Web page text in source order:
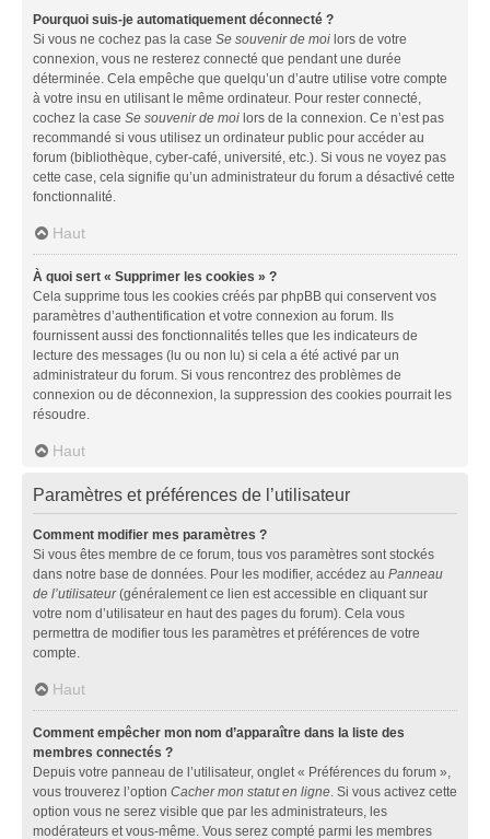
Pourquoi suis-je automatiquement déconnecté ?
Si vous ne cochez pas la case Se souvenir de moi lors de votre
connexion, vous ne resterez connecté que pendant une durée
déterminée. Cela empêche que quelqu’un d’autre utilise votre compte
à votre insu en utilisant le même ordinateur. Pour rester connecté,
cochez la case Se souvenir de moi lors de la connexion. Ce n’est pas
recommandé si vous utilisez un ordinateur public pour accéder au
forum (bibliothèque, cyber-café, université, etc.). Si vous ne voyez pas
cette case, cela signifie qu’un administrateur du forum a désactivé cette
fonctionnalité.
Haut
À quoi sert « Supprimer les cookies » ?
Cela supprime tous les cookies créés par phpBB qui conservent vos
paramètres d’authentification et votre connexion au forum. Ils
fournissent aussi des fonctionnalités telles que les indicateurs de
lecture des messages (lu ou non lu) si cela a été activé par un
administrateur du forum. Si vous rencontrez des problèmes de
connexion ou de déconnexion, la suppression des cookies pourrait les
résoudre.
Haut
Paramètres et préférences de l’utilisateur
Comment modifier mes paramètres ?
Si vous êtes membre de ce forum, tous vos paramètres sont stockés
dans notre base de données. Pour les modifier, accédez au Panneau
de l’utilisateur(généralement ce lien est accessible en cliquant sur
votre nom d’utilisateur en haut des pages du forum). Cela vous
permettra de modifier tous les paramètres et préférences de votre
compte.
Haut
Comment empêcher mon nom d’apparaître dans la liste des
membres connectés ?
Depuis votre panneau de l’utilisateur, onglet « Préférences du forum »,
vous trouverez l’option Cacher mon statut en ligne. Si vous activez cette
option vous ne serez visible que par les administrateurs, les
modérateurs et vous-même. Vous serez compté parmi les membres